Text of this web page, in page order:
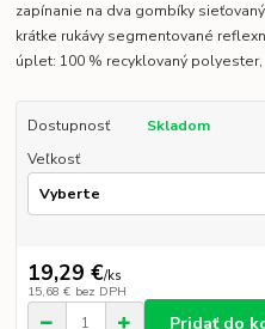
zapínanie na dva gombíky
krátke rukávy segmentované
úplet: 100 % recyklovaný polyester,
Dostupnosť
Skladom
Veľkosť
19,29 €/ks
15,68 € bez DPH
Pridať do